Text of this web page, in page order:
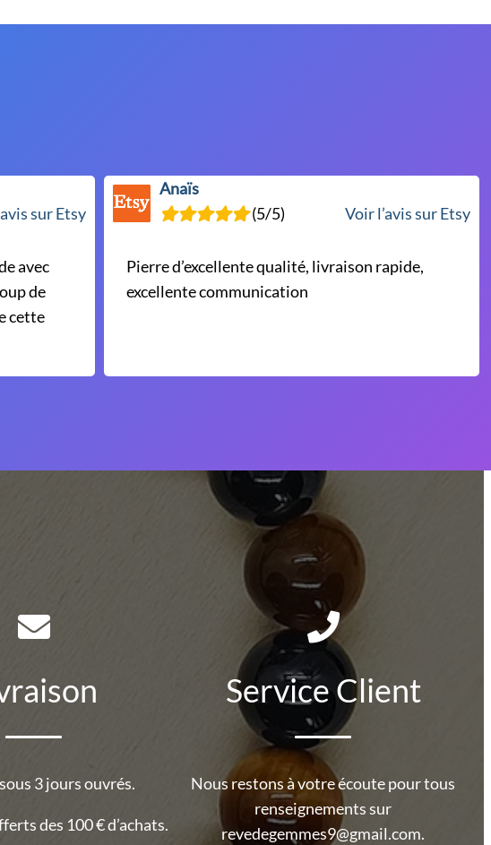
sur Etsy
avec
de
cette
Anaïs
(5/5)
Voir l’avis sur Etsy
Pierre d’excellente qualité, livraison rapide,
excellente communication
3 jours ouvrés.
des 100 € d’achats.
Service Client
Nous restons à votre écoute pour tous
renseignements sur
revedegemmes9@gmail.com.